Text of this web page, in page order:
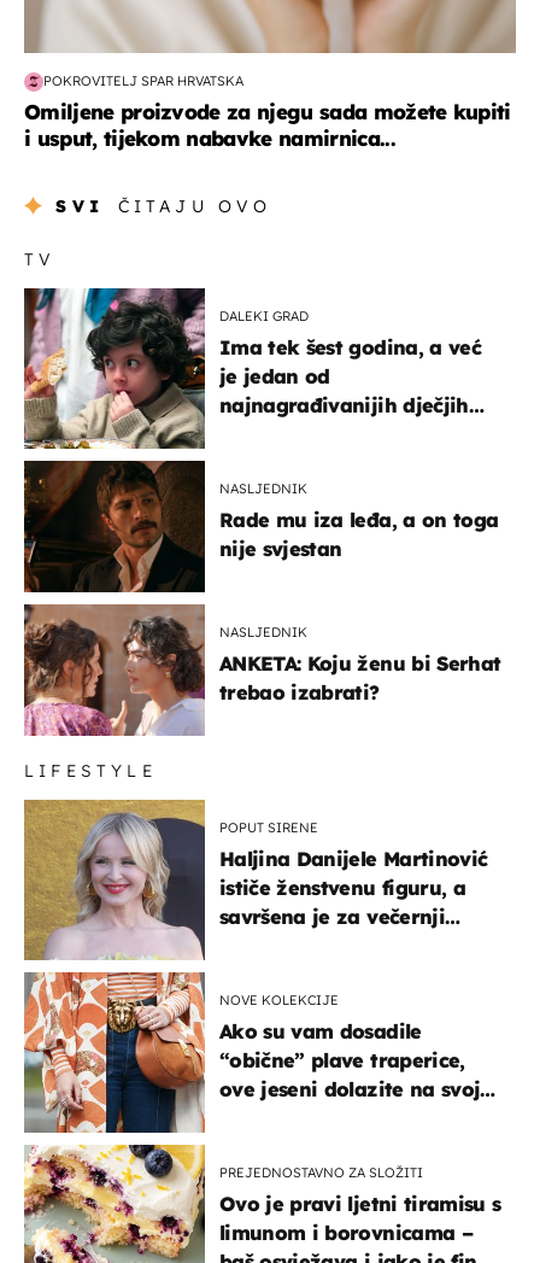
POKROVITELJ SPAR HRVATSKA
Omiljene proizvode za njegu sada možete kupiti
i usput, tijekom nabavke namirnica...
SVI ČITAJU OVO
TV
DALEKI GRAD
Ima tek šest godina, a već
je jedan od
najnagrađivanijih dječjih
NASLJEDNIK
Rade mu iza leđa, a on toga
nije svjestan
NASLJEDNIK
ANKETA: Koju ženu bi Serhat
trebao izabrati?
LIFESTYLE
POPUT SIRENE
Haljina Danijele Martinović
ističe ženstvenu figuru, a
savršena je za večernji
NOVE KOLEKCIJE
Ako su vam dosadile
“obične” plave traperice,
ove jeseni dolazite na svoje
PREJEDNOSTAVNO ZA SLOŽITI
Ovo je pravi ljetni tiramisu s
limunom i borovnicama –